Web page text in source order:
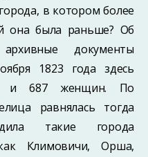
в котором более
она была раньше? Об
документы
1823 года здесь
и 687 женщин. По
равнялась тогда
такие города
Климовичи, Орша,